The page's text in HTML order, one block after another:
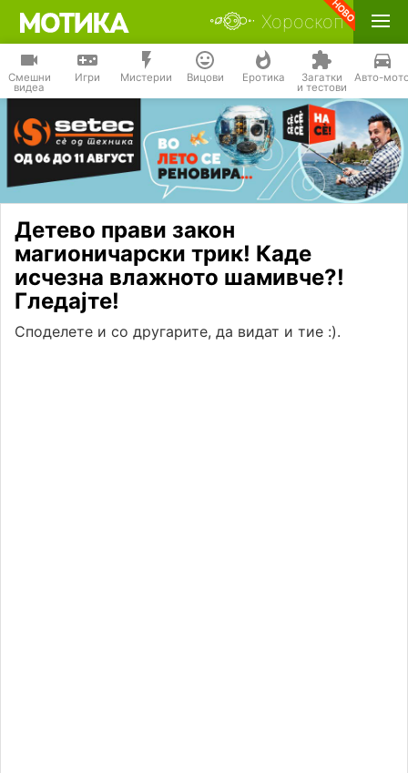
Хороскоп
Смешни
видеа
Игри Мистерии Вицови Еротика Загатки
и тестови
Авто-
Детево прави закон
магионичарски трик! Каде
исчезна влажното шамивче?!
Гледајте!
Споделете и со другарите, да видат и тие :).